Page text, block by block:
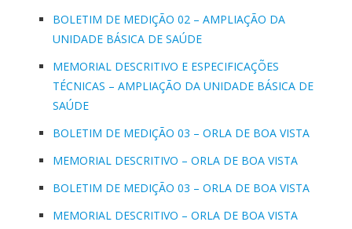
BOLETIM DE MEDIÇÃO 02 – AMPLIAÇÃO DA
UNIDADE BÁSICA DE SAÚDE
MEMORIAL DESCRITIVO E ESPECIFICAÇÕES
TÉCNICAS – AMPLIAÇÃO DA UNIDADE BÁSICA DE
SAÚDE
BOLETIM DE MEDIÇÃO 03 – ORLA DE BOA VISTA
MEMORIAL DESCRITIVO – ORLA DE BOA VISTA
BOLETIM DE MEDIÇÃO 03 – ORLA DE BOA VISTA
MEMORIAL DESCRITIVO – ORLA DE BOA VISTA